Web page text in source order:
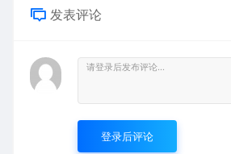
发表评论
登录后评论